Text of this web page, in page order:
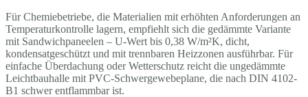
Für Chemiebetriebe, die Materialien mit erhöhten Anforderungen an
Temperaturkontrolle lagern, empfiehlt sich die gedämmte Variante
mit Sandwichpaneelen – U-Wert bis 0,38 W/m²K, dicht,
kondensatgeschützt und mit trennbaren Heizzonen ausführbar. Für
einfache Überdachung oder Wetterschutz reicht die ungedämmte
Leichtbauhalle mit PVC-Schwergewebeplane, die nach DIN 4102-
B1 schwer entflammbar ist.